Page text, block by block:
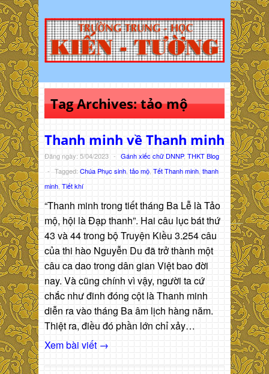
Tag Archives:tảo mộ
Thanh minh về Thanh minh
Đăng ngày: 5/04/2023 - Gánh xiếc chữ DNNP, THKT Blog
- Tagged: Chúa Phục sinh tảo mộ Tết Thanh minh thanh
minh Tiết khí
“Thanh minh trong tiết tháng Ba Lễ là Tảo
mộ, hội là Đạp thanh”. Hai câu lục bát thứ
43 và 44 trong bộ Truyện Kiều 3.254 câu
của thi hào Nguyễn Du đã trở thành một
câu ca dao trong dân gian Việt bao đời
nay. Và cũng chính vì vậy, người ta cứ
chắc như đinh đóng cột là Thanh minh
diễn ra vào tháng Ba âm lịch hàng năm.
Thiệt ra, điều đó phần lớn chỉ xảy…
Xem bài viết →